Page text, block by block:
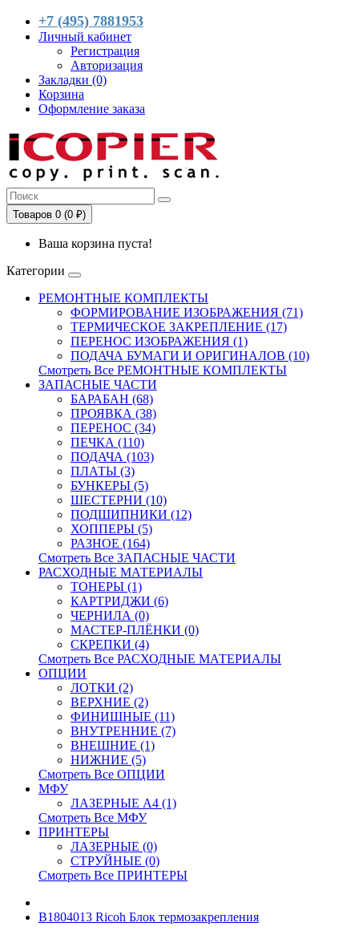
+7 (495) 7881953
Личный кабинет
Регистрация
Авторизация
Закладки (0)
Корзина
Оформление заказа
Товаров 0 (0 ₽)
Ваша корзина пуста!
Категории
РЕМОНТНЫЕ КОМПЛЕКТЫ
ФОРМИРОВАНИЕ ИЗОБРАЖЕНИЯ (71)
ТЕРМИЧЕСКОЕ ЗАКРЕПЛЕНИЕ (17)
ПЕРЕНОС ИЗОБРАЖЕНИЯ (1)
ПОДАЧА БУМАГИ И ОРИГИНАЛОВ (10)
Смотреть Все РЕМОНТНЫЕ КОМПЛЕКТЫ
ЗАПАСНЫЕ ЧАСТИ
БАРАБАН (68)
ПРОЯВКА (38)
ПЕРЕНОС (34)
ПЕЧКА (110)
ПОДАЧА (103)
ПЛАТЫ (3)
БУНКЕРЫ (5)
ШЕСТЕРНИ (10)
ПОДШИПНИКИ (12)
ХОППЕРЫ (5)
РАЗНОЕ (164)
Смотреть Все ЗАПАСНЫЕ ЧАСТИ
РАСХОДНЫЕ МАТЕРИАЛЫ
ТОНЕРЫ (1)
КАРТРИДЖИ (6)
ЧЕРНИЛА (0)
МАСТЕР-ПЛЁНКИ (0)
СКРЕПКИ (4)
Смотреть Все РАСХОДНЫЕ МАТЕРИАЛЫ
ОПЦИИ
ЛОТКИ (2)
ВЕРХНИЕ (2)
ФИНИШНЫЕ (11)
ВНУТРЕННИЕ (7)
ВНЕШНИЕ (1)
НИЖНИЕ (5)
Смотреть Все ОПЦИИ
МФУ
ЛАЗЕРНЫЕ A4 (1)
Смотреть Все МФУ
ПРИНТЕРЫ
ЛАЗЕРНЫЕ (0)
СТРУЙНЫЕ (0)
Смотреть Все ПРИНТЕРЫ
B1804013 Ricoh Блок термозакрепления